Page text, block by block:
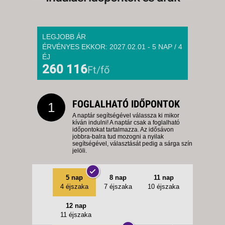
2026. DECEMBER 14., HÉTFŐ -
12 NAP / 11 ÉJSZAKA
2026. DECEMBER 14., HÉTFŐ -
5 NAP / 4 ÉJSZAKA
2026. DECEMBER 14., HÉTFŐ -
8 NAP / 7 ÉJSZAKA
2026. DECEMBER 16., SZERDA
-
8 NAP / 7 ÉJSZAKA
2026. DECEMBER 18., PÉNTEK
11 NAP / 10 ÉJSZAKA
LEGJOBB ÁR
ÉRVÉNYES EKKOR: 2027.02.01 - 5 NAP / 4
ÉJ
260 116Ft/fő
1 FOGLALHATÓ IDŐPONTOK
A naptár segítségével válassza ki mikor
kíván indulni! A naptár csak a foglalható
időpontokat tartalmazza. Az idősávon
jobbra-balra tud mozogni a nyilak
segítségével, választását pedig a sárga szín
jelöli.
5 nap
4 éjszaka
8 nap
7 éjszaka
11 nap
10 éjszaka
12 nap
11 éjszaka